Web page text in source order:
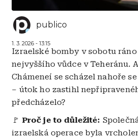
publico
1. 3. 2026 - 13:15
Izraelské bomby v sobotu
nejvyššího vůdce v Teheránu.
Chámeneí se scházel nahoře
– útok ho zastihl
předcházelo?
🚩 Proč je to důležité:
izraelská operace byla